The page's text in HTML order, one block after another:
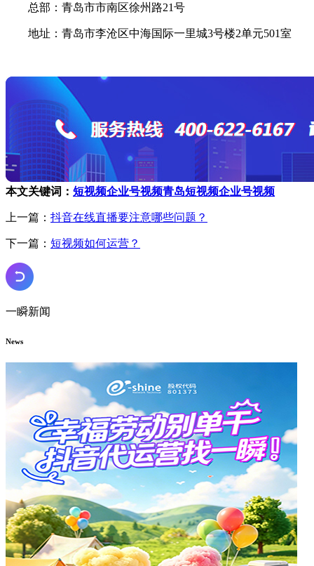
总部：青岛市市南区徐州路21号
地址：青岛市李沧区中海国际一里城3号楼2单元501室
本文关键词： 短视频企业号视频青岛短视频企业号视频
上一篇： 抖音在线直播要注意哪些问题？
下一篇： 短视频如何运营？
一瞬新闻
News